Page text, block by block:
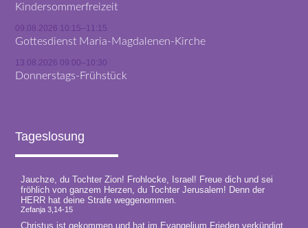
Kindersommerfreizeit
09.08.2026 10:15–11:15
Gottesdienst Maria-Magdalenen-Kirche
13.08.2026 09:00–10:30
Donnerstags-Frühstück
Tageslosung